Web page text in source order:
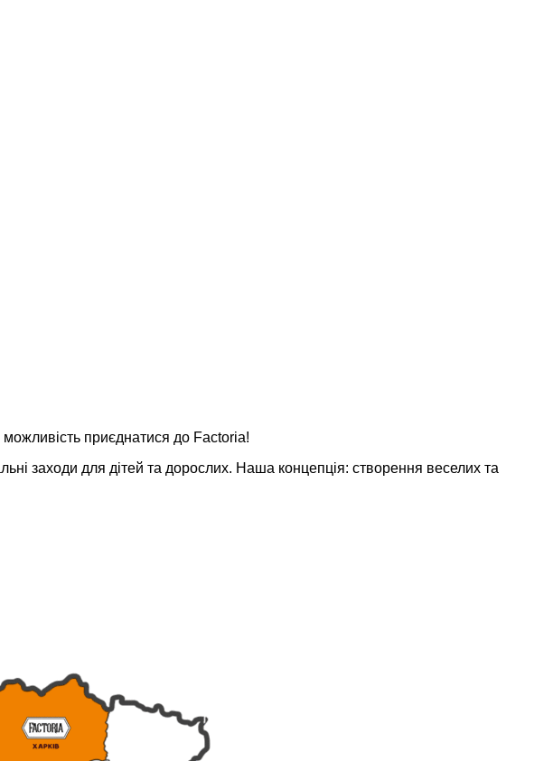
приєднатися до Factoria!
заходи для дітей та дорослих. Наша концепція: створення веселих та